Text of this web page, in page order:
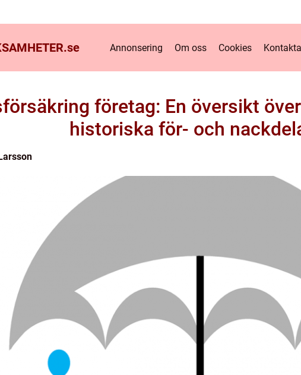
se Annonsering Om oss Cookies
företag: En översikt
historiska för- och